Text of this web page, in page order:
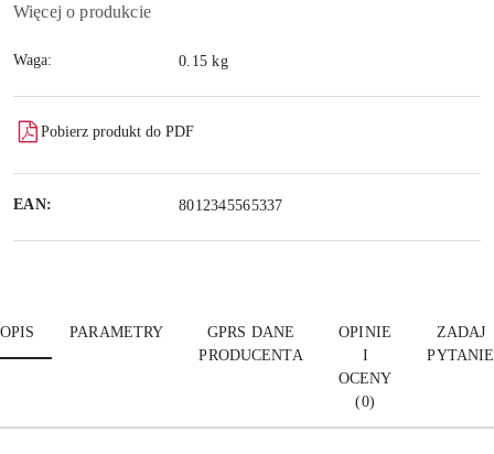
Więcej o produkcie
Waga: 0.15 kg
Pobierz produkt do PDF
EAN: 8012345565337
OPIS PARAMETRY
GPRS DANE
PRODUCENTA
OPINIE
I
OCENY
(0)
ZADAJ
PYTANIE